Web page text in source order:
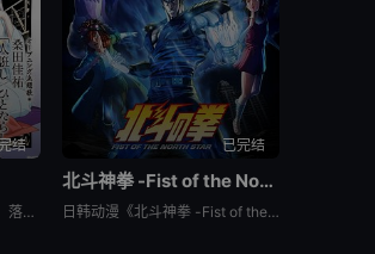
结
日韩动漫《朱音落语》又名：落语朱音,Akane-banashi,あかね噺，讲述了：朱音从小就非常崇拜身为落语家的父亲，经常在门后偷看父亲练习的模样。然而，父亲参加「真打」晋升测验却遭到无情地逐出师门之
已完结
北斗神拳 -Fist of the North Star-
日韩动漫《北斗神拳 -Fist of the North Star-》又名：北⽃之拳 -Fist of the North Star-,北斗の拳 -FIST OF THE NORTH STAR-，讲述